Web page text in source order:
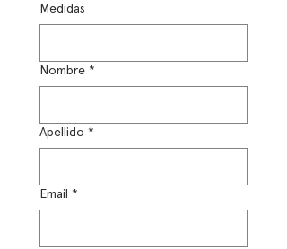
Medidas
Nombre *
Apellido *
Email *